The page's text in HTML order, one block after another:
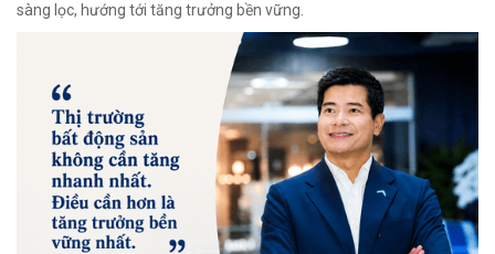
sàng lọc, hướng tới tăng trưởng bền vững.